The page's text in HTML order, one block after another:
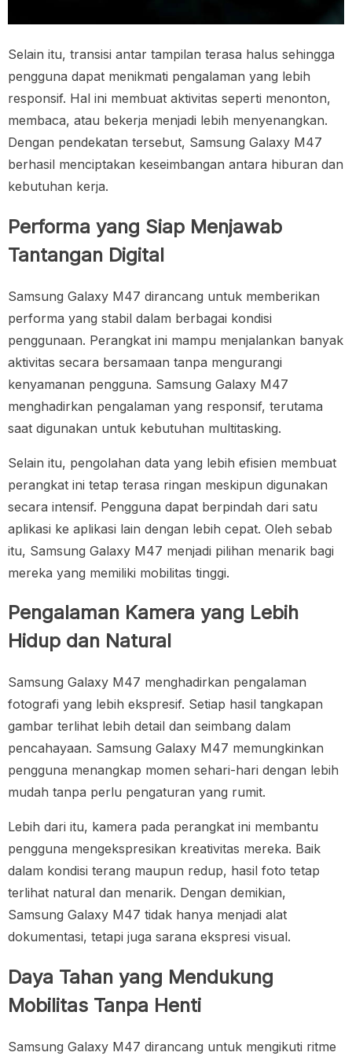
Selain itu, transisi antar tampilan terasa halus sehingga
pengguna dapat menikmati pengalaman yang lebih
responsif. Hal ini membuat aktivitas seperti menonton,
membaca, atau bekerja menjadi lebih menyenangkan.
Dengan pendekatan tersebut, Samsung Galaxy M47
berhasil menciptakan keseimbangan antara hiburan dan
kebutuhan kerja.
Performa yang Siap Menjawab
Tantangan Digital
Samsung Galaxy M47 dirancang untuk memberikan
performa yang stabil dalam berbagai kondisi
penggunaan. Perangkat ini mampu menjalankan banyak
aktivitas secara bersamaan tanpa mengurangi
kenyamanan pengguna. Samsung Galaxy M47
menghadirkan pengalaman yang responsif, terutama
saat digunakan untuk kebutuhan multitasking.
Selain itu, pengolahan data yang lebih efisien membuat
perangkat ini tetap terasa ringan meskipun digunakan
secara intensif. Pengguna dapat berpindah dari satu
aplikasi ke aplikasi lain dengan lebih cepat. Oleh sebab
itu, Samsung Galaxy M47 menjadi pilihan menarik bagi
mereka yang memiliki mobilitas tinggi.
Pengalaman Kamera yang Lebih
Hidup dan Natural
Samsung Galaxy M47 menghadirkan pengalaman
fotografi yang lebih ekspresif. Setiap hasil tangkapan
gambar terlihat lebih detail dan seimbang dalam
pencahayaan. Samsung Galaxy M47 memungkinkan
pengguna menangkap momen sehari-hari dengan lebih
mudah tanpa perlu pengaturan yang rumit.
Lebih dari itu, kamera pada perangkat ini membantu
pengguna mengekspresikan kreativitas mereka. Baik
dalam kondisi terang maupun redup, hasil foto tetap
terlihat natural dan menarik. Dengan demikian,
Samsung Galaxy M47 tidak hanya menjadi alat
dokumentasi, tetapi juga sarana ekspresi visual.
Daya Tahan yang Mendukung
Mobilitas Tanpa Henti
Samsung Galaxy M47 dirancang untuk mengikuti ritme